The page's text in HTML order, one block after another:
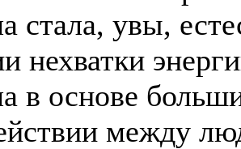
стала, увы,
нехватки
в основе
между